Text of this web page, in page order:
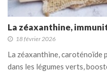
La zéaxanthine,
18 février 2026
La zéaxanthine,
dans les légumes verts,